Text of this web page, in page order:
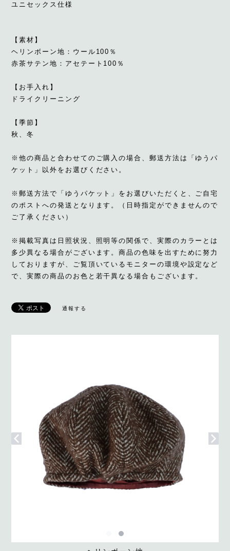
ユニセックス仕様
【素材】
ヘリンボーン地：ウール100％
赤茶サテン地：アセテート100％
【お手入れ】
ドライクリーニング
【季節】
秋、冬
※他の商品と合わせてのご購入の場合、郵送方法は「ゆうパ
ケット」以外をお選びください。
※郵送方法で「ゆうパケット」をお選びいただくと、ご自宅
のポストへの発送となります。（日時指定ができませんので
ご了承ください）
※掲載写真は日照状況、照明等の関係で、実際のカラーとは
多少異なる場合がございます。商品の色味を出すために努力
しておりますが、ご覧頂いているモニターの環境や設定など
で、実際の商品のお色と若干異なる場合もございます。
通報する